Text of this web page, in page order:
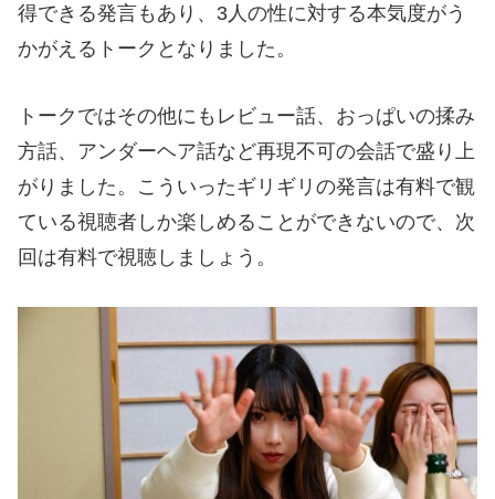
得できる発言もあり、3人の性に対する本気度がう
かがえるトークとなりました。
トークではその他にもレビュー話、おっぱいの揉み
方話、アンダーヘア話など再現不可の会話で盛り上
がりました。こういったギリギリの発言は有料で観
ている視聴者しか楽しめることができないので、次
回は有料で視聴しましょう。